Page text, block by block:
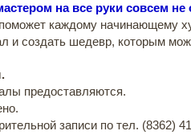
на все руки совсем не
каждому начинающему
и создать шедевр, которым
предоставляются.
записи по тел. (8362)